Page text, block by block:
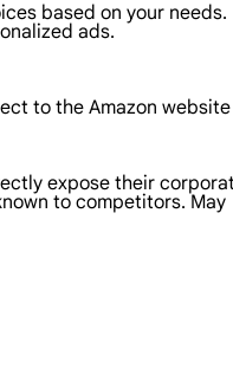
based on your needs.
ads.
to the Amazon website
expose their
to competitors. May